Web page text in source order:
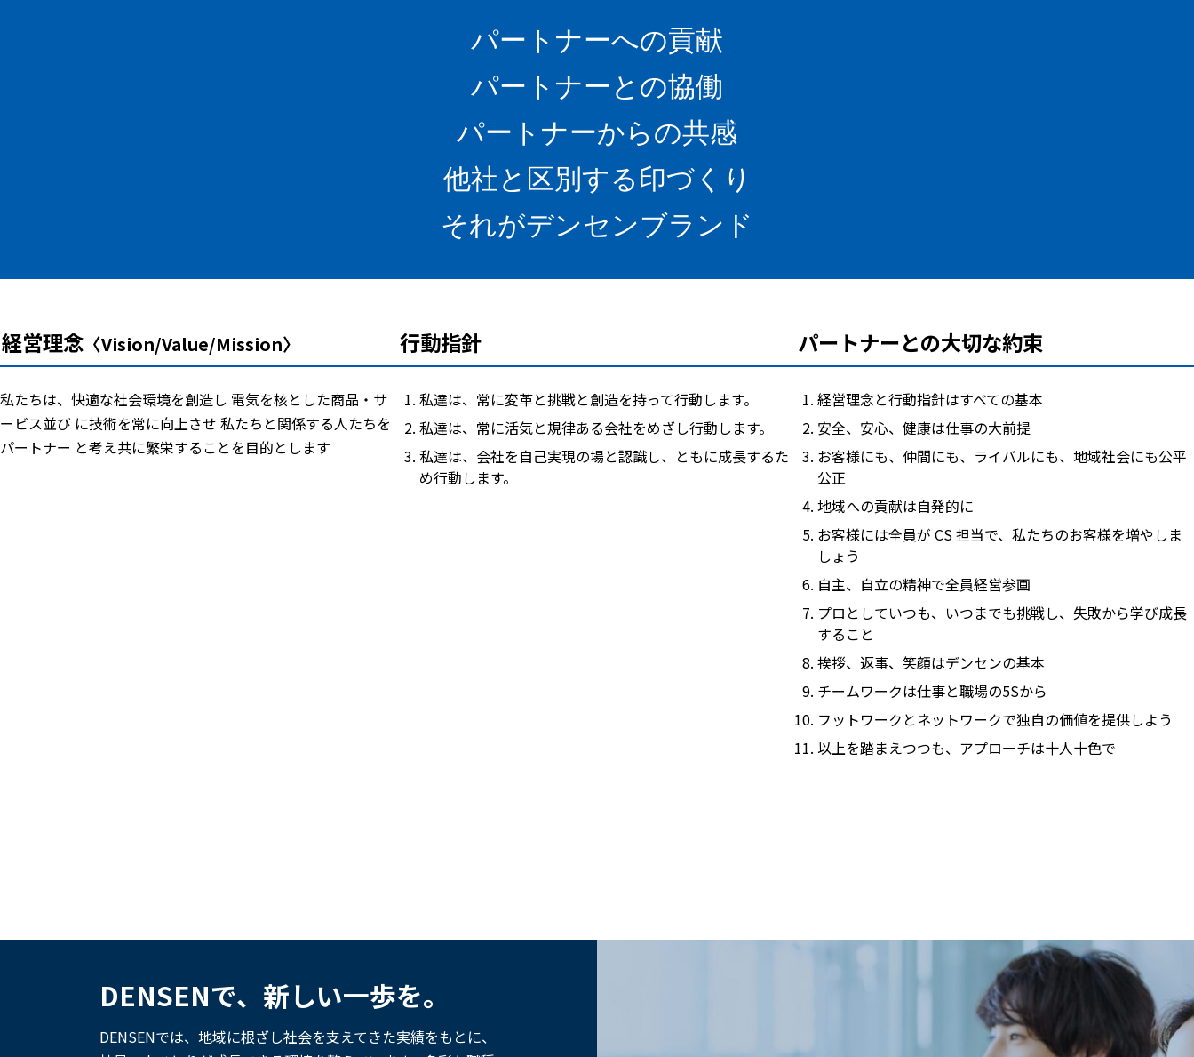
パートナーへの貢献
パートナーとの協働
パートナーからの共感
他社と区別する印づくり
それがデンセンブランド
経営理念 〈Vision/Value/Mission〉
私たちは、快適な社会環境を創造し 電気を核とした商品・サ
ービス並び に技術を常に向上させ 私たちと関係する人たちを
パートナー と考え共に繁栄することを目的とします
行動指針
私達は、常に変革と挑戦と創造を持って行動します。
私達は、常に活気と規律ある会社をめざし行動します。
私達は、会社を自己実現の場と認識し、ともに成長するた
め行動します。
パートナーとの大切な約束
経営理念と行動指針はすべての基本
安全、安心、健康は仕事の大前提
お客様にも、仲間にも、ライバルにも、地域社会にも公平
公正
地域への貢献は自発的に
お客様には全員が CS 担当で、私たちのお客様を増やしま
しょう
自主、自立の精神で全員経営参画
プロとしていつも、いつまでも挑戦し、失敗から学び成長
すること
挨拶、返事、笑顔はデンセンの基本
チームワークは仕事と職場の5Sから
フットワークとネットワークで独自の価値を提供しよう
以上を踏まえつつも、アプローチは十人十色で
DENSENで、新しい一歩を。
DENSENでは、地域に根ざし社会を支えてきた実績をもとに、